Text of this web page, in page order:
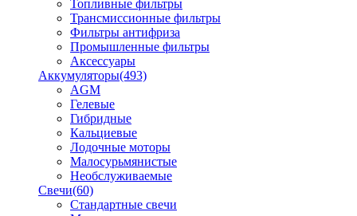
Топливные фильтры
Трансмиссионные фильтры
Фильтры антифриза
Промышленные фильтры
Аксессуары
Аккумуляторы(493)
AGM
Гелевые
Гибридные
Кальциевые
Лодочные моторы
Малосурьмянистые
Необслуживаемые
Свечи(60)
Стандартные свечи